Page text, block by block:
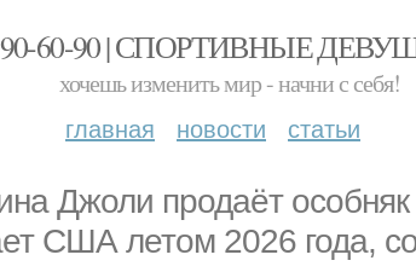
90-60-90 | СПОРТИВНЫЕ
хочешь изменить мир - начни с себя!
главная новости статьи
Джоли продаёт
США летом 2026 года,